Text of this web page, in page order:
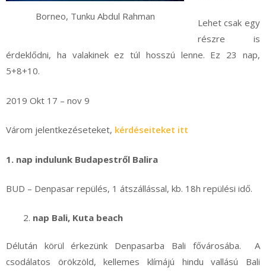
Borneo, Tunku Abdul Rahman
Lehet csak egy
részre is
érdeklődni, ha valakinek ez túl hosszú lenne. Ez 23 nap,
5+8+10.
2019 Okt 17 – nov 9
Várom jelentkezéseteket, kérdéseiteket itt
1. nap indulunk Budapestről Balira
BUD – Denpasar repülés, 1 átszállással, kb. 18h repülési idő.
nap Bali, Kuta beach
Délután körül érkezünk Denpasarba Bali fővárosába. A
csodálatos örökzöld, kellemes klímájú hindu vallású Bali